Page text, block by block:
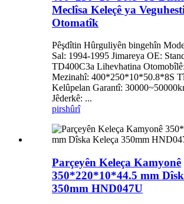
Meclîsa Keleçê ya
Otomatîk
Pêşdîtin Hûrguliyên bingehîn
Sal: 1994-1995 Jimareya OE:
TD400C3a Lihevhatina
Mezinahî: 400*250*10*50.8*8S
Kelûpelan Garantî:
Jêderkê: ...
pirshûrî
Parçeyên Keleça Kamyonê
350*220*10*44.5 mm
350mm HND047U